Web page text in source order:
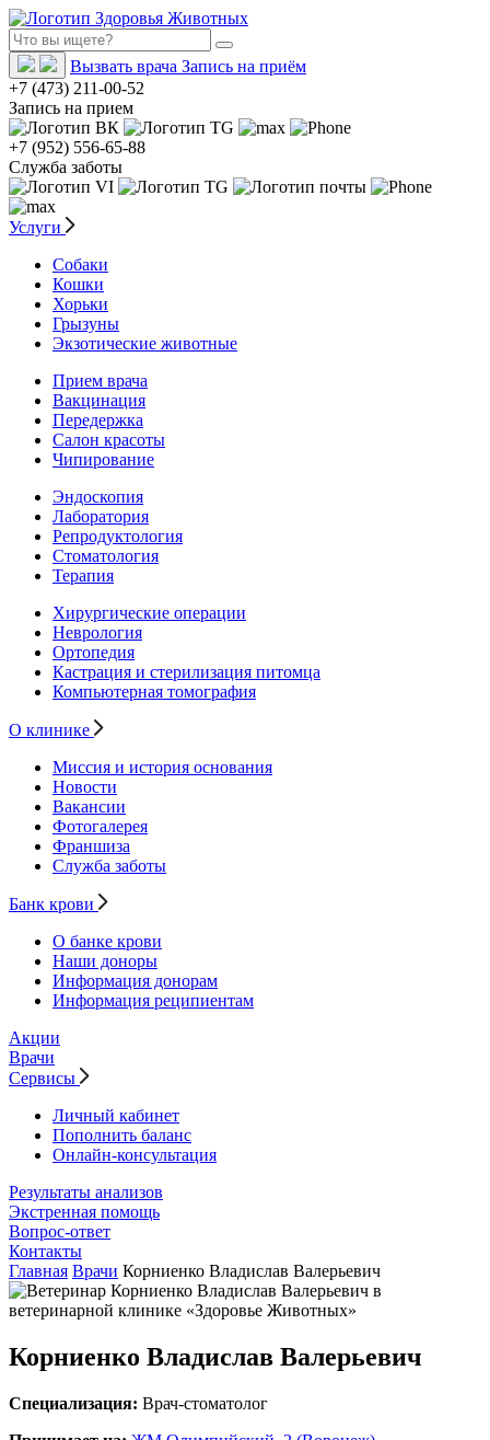
Вызвать врача Запись на приём
+7 (473) 211-00-52
Запись на прием
+7 (952) 556-65-88
Служба заботы
Услуги
Собаки
Кошки
Хорьки
Грызуны
Экзотические животные
Прием врача
Вакцинация
Передержка
Салон красоты
Чипирование
Эндоскопия
Лаборатория
Репродуктология
Стоматология
Терапия
Хирургические операции
Неврология
Ортопедия
Кастрация и стерилизация питомца
Компьютерная томография
О клинике
Миссия и история основания
Новости
Вакансии
Фотогалерея
Франшиза
Служба заботы
Банк крови
О банке крови
Наши доноры
Информация донорам
Информация реципиентам
Акции
Врачи
Сервисы
Личный кабинет
Пополнить баланс
Онлайн-консультация
Результаты анализов
Экстренная помощь
Вопрос-ответ
Контакты
Главная Врачи Корниенко Владислав Валерьевич
Корниенко Владислав Валерьевич
Специализация: Врач-стоматолог